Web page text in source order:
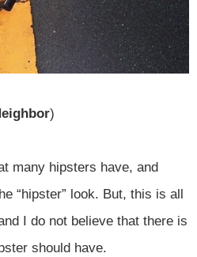
)
many hipsters have, and
“hipster” look. But, this is all
I do not believe that there is
should have.